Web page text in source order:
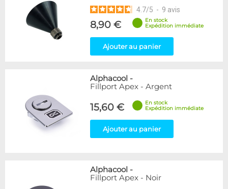
4.7/5 - 9 avis
8,90 €
En stock
Expédition immédiate
Ajouter au panier
Alphacool -
Fillport Apex - Argent
15,60 €
En stock
Expédition immédiate
Ajouter au panier
Alphacool -
Fillport Apex - Noir